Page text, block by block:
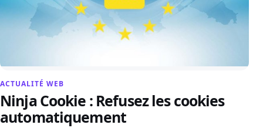
ACTUALITÉ WEB
Ninja Cookie : Refusez les cookies
automatiquement